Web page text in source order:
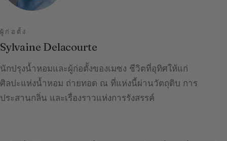
ผู้ก่อตั้ง
Sylvaine Delacourte
นักปรุงน้ำหอมและผู้ก่อตั้งของเมซง ชีวิตที่อุทิศให้แก่
ศิลปะแห่งน้ำหอม ถ่ายทอด ณ ที่แห่งนี้ผ่านวัตถุดิบ การ
ประสานกลิ่น และเรื่องราวแห่งการรังสรรค์